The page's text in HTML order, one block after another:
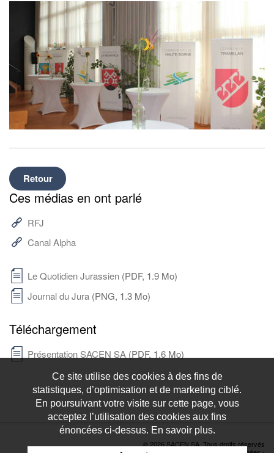
Retour
Ces médias en ont parlé
RFJ
Canal Alpha
Le Quotidien Jurassien (PDF, 1.9 Mo)
Journal du Jura (PNG, 1.3 Mo)
Téléchargement
Présentation SACEN SA (PDF, 1.6 Mo)
© 2026 SACEN SA. Tous droits réservés
Ce site utilise des cookies à des fins de
statistiques, d’optimisation et de marketing ciblé.
En poursuivant votre visite sur cette page, vous
acceptez l’utilisation des cookies aux fins
énoncées ci-dessus. En savoir plus.